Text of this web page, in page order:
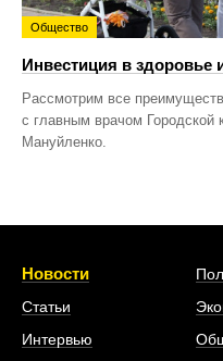
Общество
Инвестиция в здоровье
Рассмотрим все
с главным врачом
Мануйленко.
Новости
Статьи
Интервью